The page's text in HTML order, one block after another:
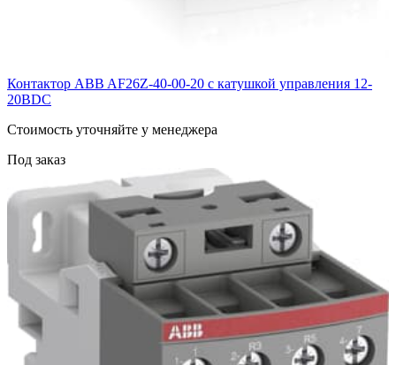
Контактор ABB AF26Z-40-00-20 с катушкой управления 12-
20BDC
Cтоимость уточняйте у менеджера
Под заказ